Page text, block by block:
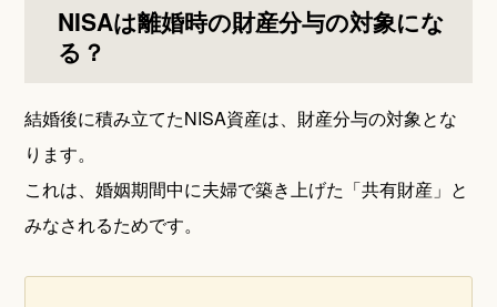
NISAは離婚時の財産分与の対象にな
る？
結婚後に積み立てたNISA資産は、財産分与の対象とな
ります。
これは、婚姻期間中に夫婦で築き上げた「共有財産」と
みなされるためです。